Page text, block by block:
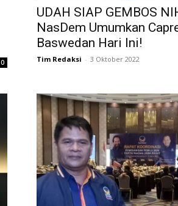
0
UDAH SIAP GEMBOS
NasDem Umumkan
Baswedan Hari Ini!
Tim Redaksi - 3 Oktober 2022